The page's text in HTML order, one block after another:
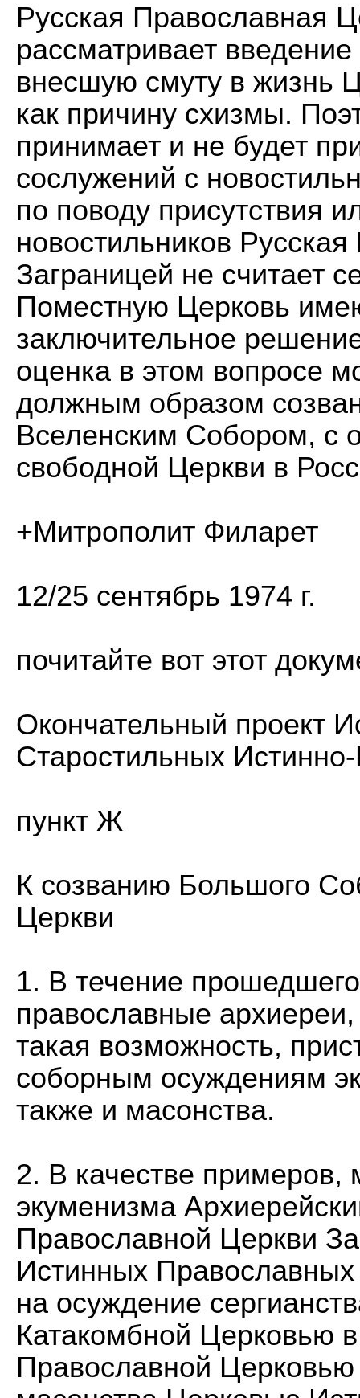
Русская Православная
рассматривает
внесшую смуту в жизнь
как причину схизмы.
принимает и не будет
сослужений с
по поводу присутствия
новостильников
Заграницей не считает
Поместную Церковь
заключительное
оценка в этом вопросе
должным образом
Вселенским Собором, с
свободной Церкви в
+Митрополит Филарет
12/25 сентябрь 1974 г.
почитайте вот этот
Окончательный проект
Старостильных
пункт Ж
К созванию Большого
Церкви
1. В течение
православные
такая возможность,
соборным осуждениям
также и масонства.
2. В качестве примеров,
экуменизма
Православной Церкви
Истинных Православных
на осуждение
Катакомбной Церковью
Православной